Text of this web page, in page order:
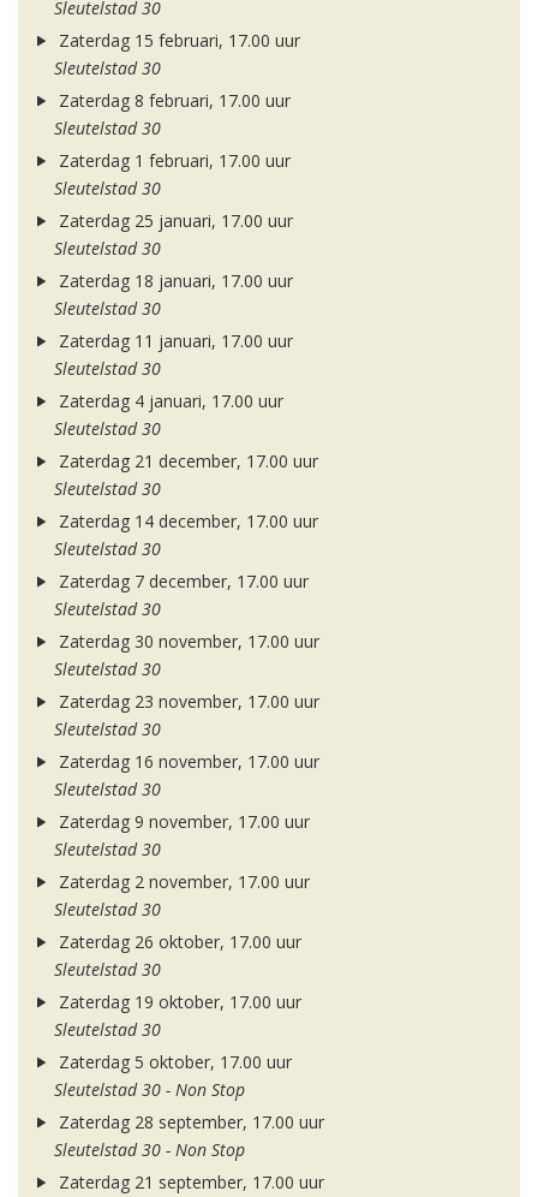
Sleutelstad 30
Zaterdag 15 februari, 17.00 uur
Sleutelstad 30
Zaterdag 8 februari, 17.00 uur
Sleutelstad 30
Zaterdag 1 februari, 17.00 uur
Sleutelstad 30
Zaterdag 25 januari, 17.00 uur
Sleutelstad 30
Zaterdag 18 januari, 17.00 uur
Sleutelstad 30
Zaterdag 11 januari, 17.00 uur
Sleutelstad 30
Zaterdag 4 januari, 17.00 uur
Sleutelstad 30
Zaterdag 21 december, 17.00 uur
Sleutelstad 30
Zaterdag 14 december, 17.00 uur
Sleutelstad 30
Zaterdag 7 december, 17.00 uur
Sleutelstad 30
Zaterdag 30 november, 17.00 uur
Sleutelstad 30
Zaterdag 23 november, 17.00 uur
Sleutelstad 30
Zaterdag 16 november, 17.00 uur
Sleutelstad 30
Zaterdag 9 november, 17.00 uur
Sleutelstad 30
Zaterdag 2 november, 17.00 uur
Sleutelstad 30
Zaterdag 26 oktober, 17.00 uur
Sleutelstad 30
Zaterdag 19 oktober, 17.00 uur
Sleutelstad 30
Zaterdag 5 oktober, 17.00 uur
Sleutelstad 30 - Non Stop
Zaterdag 28 september, 17.00 uur
Sleutelstad 30 - Non Stop
Zaterdag 21 september, 17.00 uur